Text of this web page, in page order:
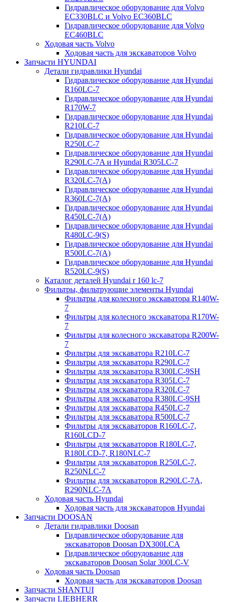
Гидравлическое оборудование для Volvo
EC330BLC и Volvo EC360BLC
Гидравлическое оборудование для Volvo
EC460BLC
Ходовая часть Volvo
Ходовая часть для экскаваторов Volvo
Запчасти HYUNDAI
Детали гидравлики Hyundai
Гидравлическое оборудование для Hyundai
R160LC-7
Гидравлическое оборудование для Hyundai
R170W-7
Гидравлическое оборудование для Hyundai
R210LC-7
Гидравлическое оборудование для Hyundai
R250LC-7
Гидравлическое оборудование для Hyundai
R290LC-7A и Hyundai R305LC-7
Гидравлическое оборудование для Hyundai
R320LC-7(A)
Гидравлическое оборудование для Hyundai
R360LC-7(A)
Гидравлическое оборудование для Hyundai
R450LC-7(A)
Гидравлическое оборудование для Hyundai
R480LC-9(S)
Гидравлическое оборудование для Hyundai
R500LC-7(A)
Гидравлическое оборудование для Hyundai
R520LC-9(S)
Каталог деталей Hyundai r 160 lc-7
Фильтры, фильтрующие элементы Hyundai
Фильтры для колесного экскаватора R140W-
7
Фильтры для колесного экскаватора R170W-
7
Фильтры для колесного экскаватора R200W-
7
Фильтры для экскаватора R210LC-7
Фильтры для экскаватора R290LC-7
Фильтры для экскаватора R300LC-9SH
Фильтры для экскаватора R305LC-7
Фильтры для экскаватора R320LC-7
Фильтры для экскаватора R380LC-9SH
Фильтры для экскаватора R450LC-7
Фильтры для экскаватора R500LC-7
Фильтры для экскаваторов R160LC-7,
R160LCD-7
Фильтры для экскаваторов R180LC-7,
R180LCD-7, R180NLC-7
Фильтры для экскаваторов R250LC-7,
R250NLC-7
Фильтры для экскаваторов R290LC-7A,
R290NLC-7A
Ходовая часть Hyundai
Ходовая часть для экскаваторов Hyundai
Запчасти DOOSAN
Детали гидравлики Doosan
Гидравлическое оборудование для
экскаваторов Doosan DX300LCA
Гидравлическое оборудование для
экскаваторов Doosan Solar 300LC-V
Ходовая часть Doosan
Ходовая часть для экскаваторов Doosan
Запчасти SHANTUI
Запчасти LIEBHERR